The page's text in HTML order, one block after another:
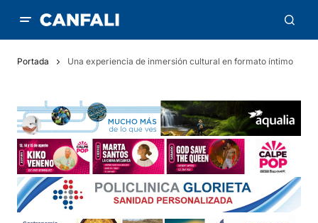
Portada Una experiencia de inmersión cultural en formato íntimo